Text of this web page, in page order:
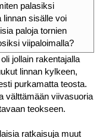
palasiksi
linnan sisälle voi
paloja tornien
viipaloimalla?
jollain rakentajalla
linnan kylkeen,
purkamatta teosta.
välttämään viivasuoria
teokseen.
ratkaisuja muut